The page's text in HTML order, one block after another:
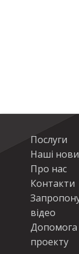
Послуги
Наші
Про нас
Контакти
відео
Допомога
проекту